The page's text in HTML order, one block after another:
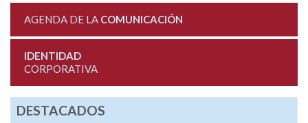
AGENDA DE LA COMUNICACIÓN
IDENTIDAD
CORPORATIVA
DESTACADOS